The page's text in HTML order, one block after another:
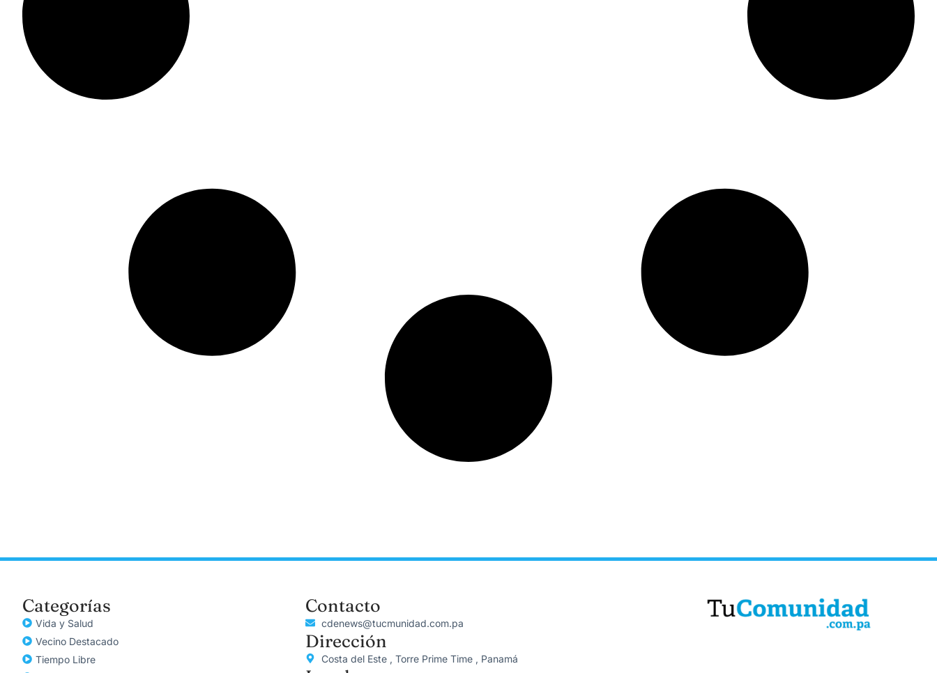
Categorías
Vida y Salud
Vecino Destacado
Tiempo Libre
Contacto
cdenews@tucmunidad.com.pa
Dirección
Costa del Este , Torre Prime Time , Panamá